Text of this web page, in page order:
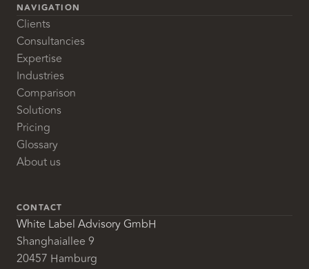
NAVIGATION
Clients
Consultancies
Expertise
Industries
Comparison
Solutions
Pricing
Glossary
About us
CONTACT
White Label Advisory GmbH
Shanghaiallee 9
20457 Hamburg